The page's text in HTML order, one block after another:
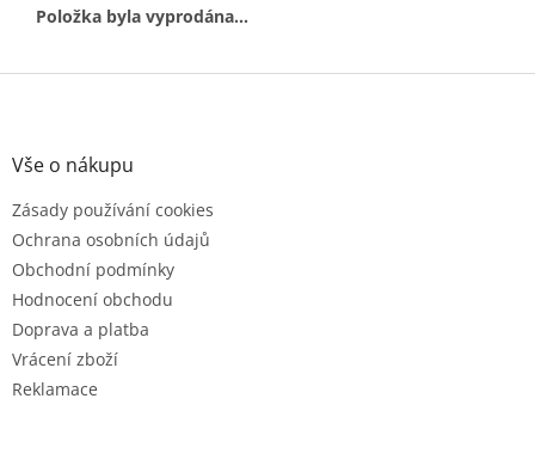
Položka byla vyprodána…
Z
Vše o nákupu
Zásady používání cookies
Ochrana osobních údajů
Obchodní podmínky
Hodnocení obchodu
Doprava a platba
Vrácení zboží
Reklamace